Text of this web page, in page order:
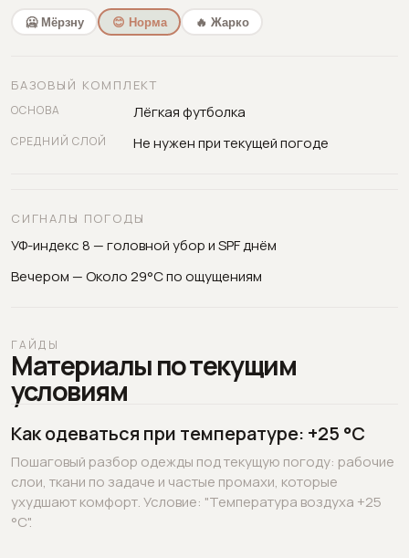
🥶 Мёрзну 😊 Норма 🔥 Жарко
БАЗОВЫЙ КОМПЛЕКТ
ОСНОВА Лёгкая футболка
СРЕДНИЙ СЛОЙ Не нужен при текущей погоде
СИГНАЛЫ ПОГОДЫ
УФ-индекс 8 — головной убор и SPF днём
Вечером — Около 29°C по ощущениям
ГАЙДЫ
Материалы по текущим
условиям
Как одеваться при температуре: +25 °C
Пошаговый разбор одежды под текущую погоду: рабочие
слои, ткани по задаче и частые промахи, которые
ухудшают комфорт. Условие: "Температура воздуха +25
°C".